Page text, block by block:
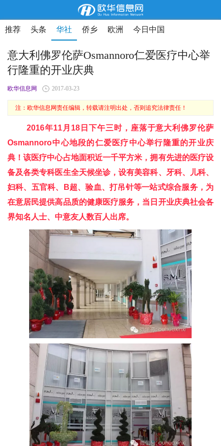
推荐 头条 华社 侨乡 欧洲 今日中国
意大利佛罗伦萨Osmannoro仁爱医疗中心举
行隆重的开业庆典
欧华信息网 2017-03-23
注：欧华信息网责任编辑，转载请注明出处，否则追究法律责任！
2016年11月18日下午三时，座落于意大利佛罗伦萨
Osmannoro中心地段的仁爱医疗中心举行隆重的开业庆
典！该医疗中心占地面积近一千平方米，拥有先进的医疗设
备及各类专科医生全天候坐诊，设有美容科、牙科、儿科、
妇科、五官科、B超、验血、打吊针等一站式综合服务，为
在意居民提供高品质的健康医疗服务，当日开业庆典社会各
界知名人士、中意友人数百人出席。